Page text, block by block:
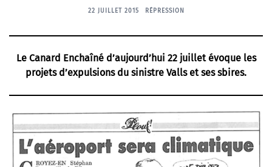
22 JUILLET 2015 RÉPRESSION
Le Canard Enchaîné d’aujourd’hui 22 juillet évoque les
projets d’expulsions du sinistre Valls et ses sbires.